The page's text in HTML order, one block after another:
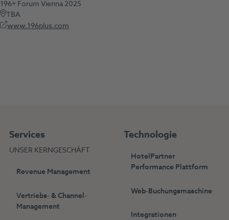
196+ Forum Vienna 2025
TBA
www.196plus.com
Services
UNSER KERNGESCHÄFT
Revenue Management
Vertriebs- & Channel-
Management
Technologie
HotelPartner
Performance Plattform
Web-Buchungsmaschine
Integrationen